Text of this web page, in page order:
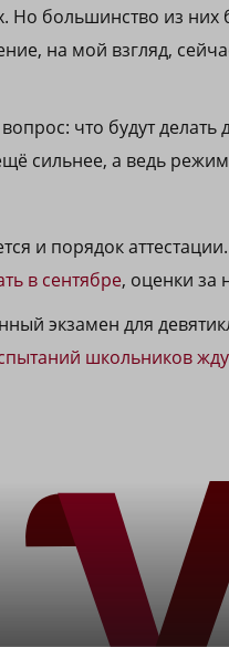
Но большинство из
на мой взгляд,
что будут
сильнее, а ведь
и порядок
в сентябре, оценки за
экзамен для
школьников